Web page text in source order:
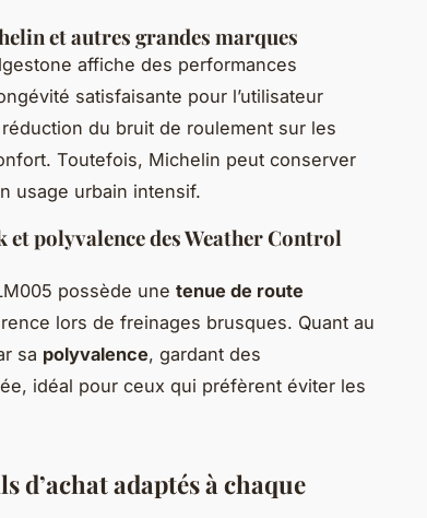
et autres grandes marques
affiche des performances
satisfaisante pour l’utilisateur
du bruit de roulement sur les
Toutefois, Michelin peut conserver
usage urbain intensif.
polyvalence des Weather Control
possède une tenue de route
lors de freinages brusques. Quant au
sa polyvalence, gardant des
idéal pour ceux qui préfèrent éviter les
d’achat adaptés à chaque